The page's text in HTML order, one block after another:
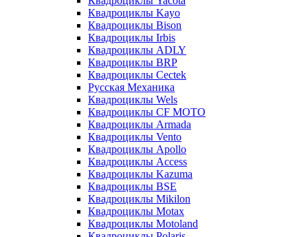
Квадроциклы Kayo
Квадроциклы Bison
Квадроциклы Irbis
Квадроциклы ADLY
Квадроциклы BRP
Квадроциклы Cectek
Русская Механика
Квадроциклы Wels
Квадроциклы CF MOTO
Квадроциклы Armada
Квадроциклы Vento
Квадроциклы Apollo
Квадроциклы Access
Квадроциклы Kazuma
Квадроциклы BSE
Квадроциклы Mikilon
Квадроциклы Motax
Квадроциклы Motoland